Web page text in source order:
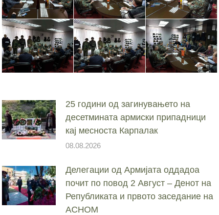
25 години од загинувањето на
десетмината армиски припадници
кај месноста Карпалак
08.08.2026
Делегации од Армијата оддадоа
почит по повод 2 Август – Денот на
Републиката и првото заседание на
АСНОМ